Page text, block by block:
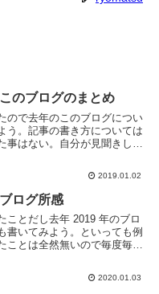
のブログのまとめ
ので去年のこのブログについ
う。記事の書き方については
事はない。自分が見聞きして
。おおよそ一日一記事を目安
...
2019.01.02
ログ所感
ことだし去年 2019 年のブロ
書いてみよう。といっても例
ことは全然無いので毎度毎度
書いている事になる。書いて
2020.01.03